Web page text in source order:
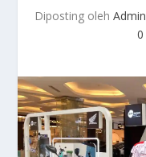
Diposting oleh Admin
0